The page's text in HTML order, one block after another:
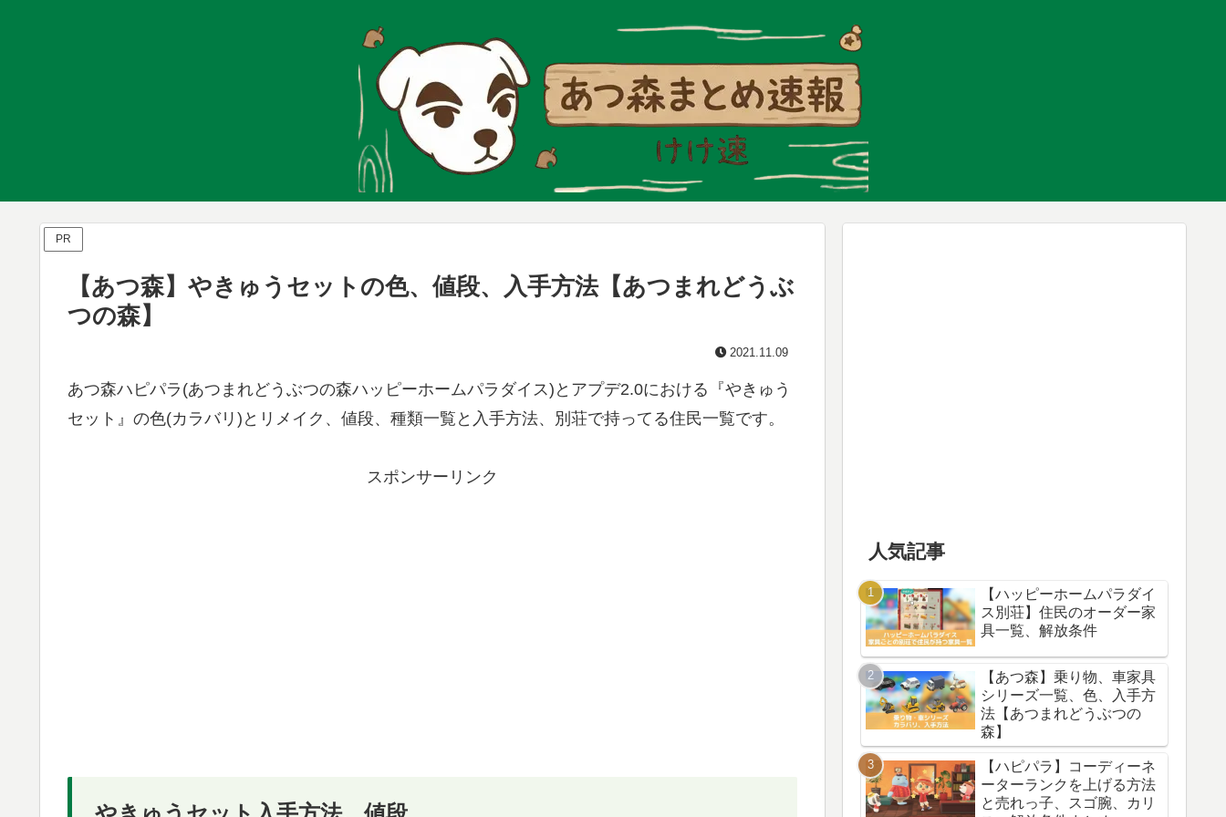
PR
【あつ森】やきゅうセットの色、値段、入手方法【あつまれどうぶ
つの森】
2021.11.09
あつ森ハピパラ(あつまれどうぶつの森ハッピーホームパラダイス)とアプデ2.0における『やきゅう
セット』の色(カラバリ)とリメイク、値段、種類一覧と入手方法、別荘で持ってる住民一覧です。
スポンサーリンク
人気記事
【ハッピーホームパラダイ
ス別荘】住民のオーダー家
具一覧、解放条件
【あつ森】乗り物、車家具
シリーズ一覧、色、入手方
法【あつまれどうぶつの
森】
【ハピパラ】コーディーネ
ーターランクを上げる方法
と売れっ子、スゴ腕、カリ